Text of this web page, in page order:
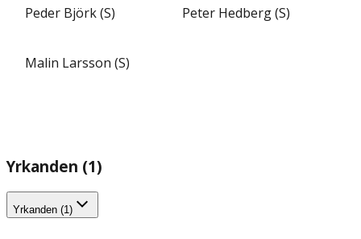
Peder Björk (S) Peter Hedberg (S)
Malin Larsson (S)
Yrkanden (1)
Yrkanden (1)